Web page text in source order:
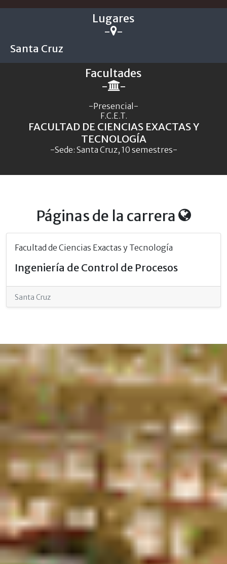
Lugares
- -
Santa Cruz
Facultades
-
-
-Presencial-
F.C.E.T.
FACULTAD DE CIENCIAS EXACTAS Y
TECNOLOGÍA
-Sede: Santa Cruz, 10 semestres-
Páginas de la carrera
Facultad de Ciencias Exactas y Tecnología
Ingeniería de Control de Procesos
Santa Cruz